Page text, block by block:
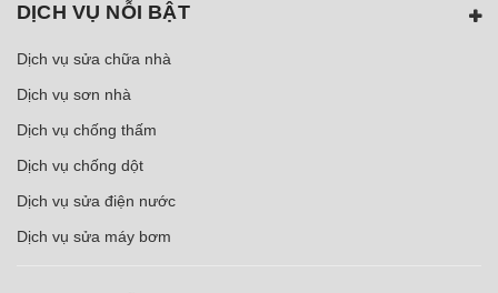
DỊCH VỤ NỖI BẬT
Dịch vụ sửa chữa nhà
Dịch vụ sơn nhà
Dịch vụ chống thấm
Dịch vụ chống dột
Dịch vụ sửa điện nước
Dịch vụ sửa máy bơm